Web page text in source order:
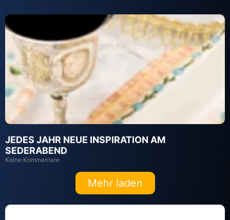
JEDES JAHR NEUE INSPIRATION AM
SEDERABEND
Keine Kommentare
Mehr laden